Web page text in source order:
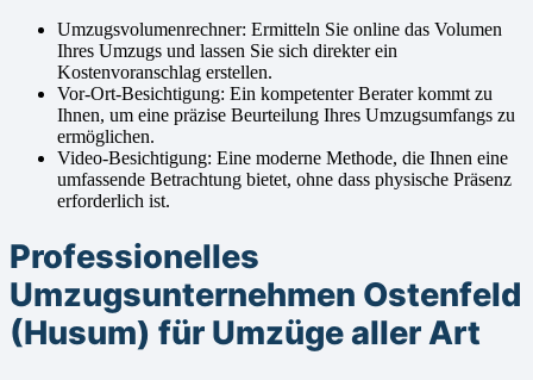
Umzugsvolumenrechner: Ermitteln Sie online das Volumen
Ihres Umzugs und lassen Sie sich direkter ein
Kostenvoranschlag erstellen.
Vor-Ort-Besichtigung: Ein kompetenter Berater kommt zu
Ihnen, um eine präzise Beurteilung Ihres Umzugsumfangs zu
ermöglichen.
Video-Besichtigung: Eine moderne Methode, die Ihnen eine
umfassende Betrachtung bietet, ohne dass physische Präsenz
erforderlich ist.
Professionelles
Umzugsunternehmen Ostenfeld
(Husum) für Umzüge aller Art